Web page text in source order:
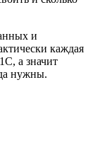
и
каждая
а значит
нужны.